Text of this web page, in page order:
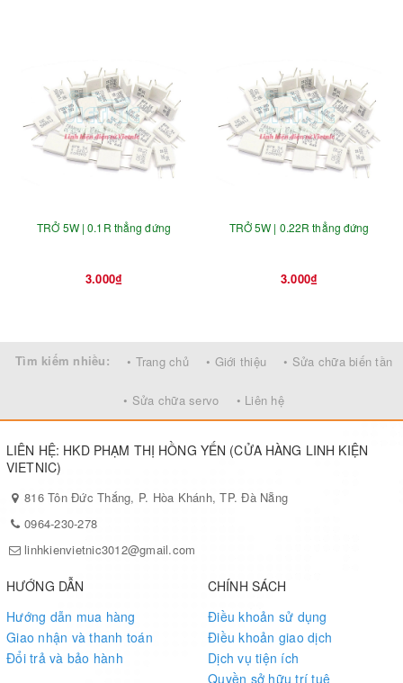
TRỞ 5W | 0.1R thẳng đứng
3.000₫
TRỞ 5W | 0.22R thẳng đứng
3.000₫
Tìm kiếm nhiều: • Trang chủ • Giới thiệu • Sửa chữa biến tần
• Sửa chữa servo • Liên hệ
LIÊN HỆ: HKD PHẠM THỊ HỒNG YẾN (CỬA HÀNG LINH KIỆN
VIETNIC)
816 Tôn Đức Thắng, P. Hòa Khánh, TP. Đà Nẵng
0964-230-278
linhkienvietnic3012@gmail.com
HƯỚNG DẪN
Hướng dẫn mua hàng
Giao nhận và thanh toán
Đổi trả và bảo hành
CHÍNH SÁCH
Điều khoản sử dụng
Điều khoản giao dịch
Dịch vụ tiện ích
Quyền sở hữu trí tuệ